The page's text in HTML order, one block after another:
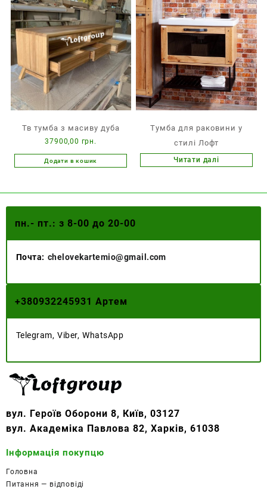
Тв тумба з масиву дуба
37900,00 грн.
Додати в кошик
Тумба для раковини у
стилі Лофт
Читати далі
пн.- пт.: з 8-00 до 20-00
Почта: chelovekartemio@gmail.com
+380932245931 Артем
Telegram, Viber, WhatsApp
вул. Героїв Оборони 8, Київ, 03127
вул. Академіка Павлова 82, Харків, 61038
Інформація покупцю
Головна
Питання — відповіді